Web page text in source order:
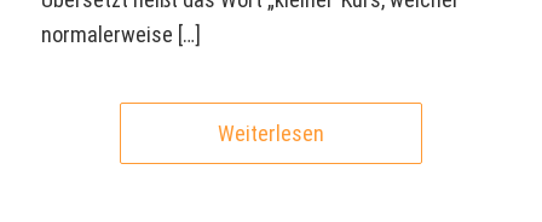
normalerweise […]
Weiterlesen